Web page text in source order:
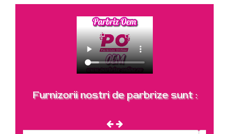
Furnizorii nostri de parbrize sunt :